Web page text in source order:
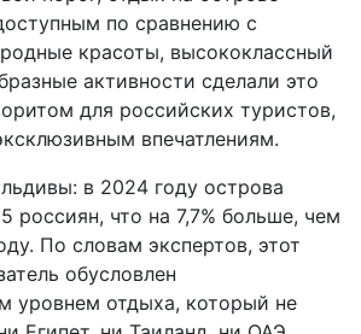
по сравнению с
красоты, высококлассный
активности сделали это
для российских туристов,
впечатлениям.
в 2024 году острова
россиян, что на 7,7% больше, чем
По словам экспертов, этот
обусловлен
уровнем отдыха, который не